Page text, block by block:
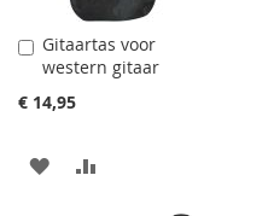
Gitaartas voor
western gitaar
€ 14,95
Aan
winkelwagen
toevoegen
AAN